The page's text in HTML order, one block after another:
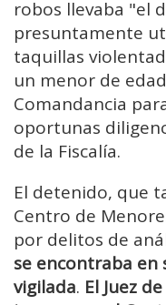
robos llevaba "el
presuntamente
taquillas
un menor de
Comandancia
oportunas
de la Fiscalía.
El detenido, que
Centro de
por delitos de
se encontraba
vigilada. El Juez